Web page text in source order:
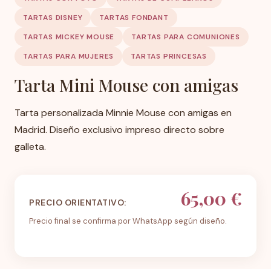
TARTAS DISNEY
TARTAS FONDANT
TARTAS MICKEY MOUSE
TARTAS PARA COMUNIONES
TARTAS PARA MUJERES
TARTAS PRINCESAS
Tarta Mini Mouse con amigas
Tarta personalizada Minnie Mouse con amigas en
Madrid. Diseño exclusivo impreso directo sobre
galleta.
PRECIO ORIENTATIVO: 65,00 €
Precio final se confirma por WhatsApp según diseño.